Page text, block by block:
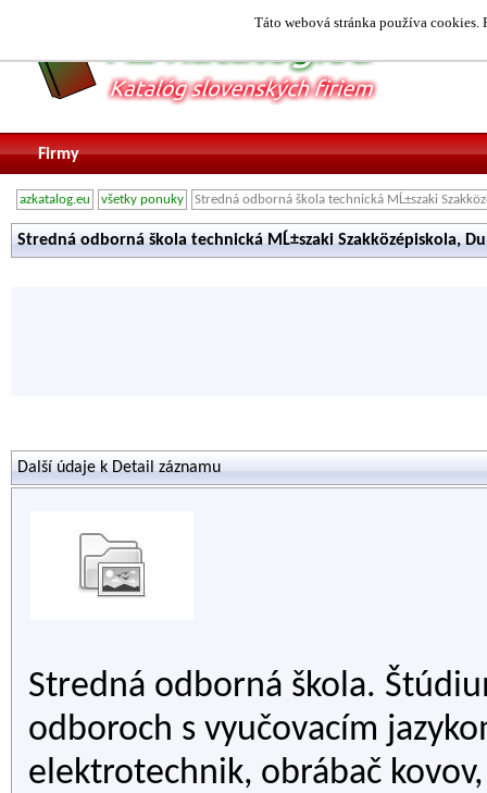
Táto webová stránka používa
Firmy
azkatalog.eu všetky ponuky Stredná odborná škola technická MĹ±szaki
Stredná odborná škola technická MĹ±szaki Szakközépiskola,
Další údaje k Detail záznamu
Stredná odborná škola.
odboroch s vyučovacím
elektrotechnik, obrábač